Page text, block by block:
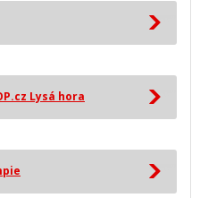
Lysá hora